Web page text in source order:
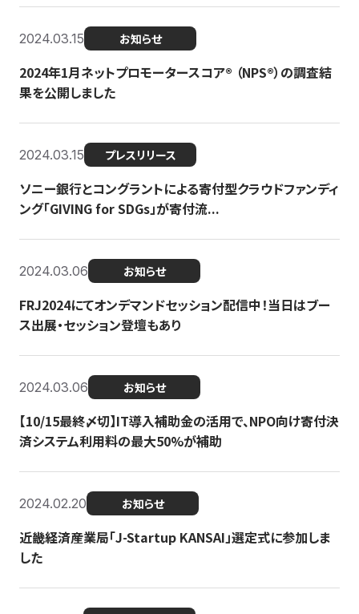
2024.03.15 お知らせ
2024年1月ネットプロモータースコア®︎ （NPS®︎）の調査結
果を公開しました
2024.03.15 プレスリリース
ソニー銀行とコングラントによる寄付型クラウドファンディ
ング「GIVING for SDGs」が寄付流...
2024.03.06 お知らせ
FRJ2024にてオンデマンドセッション配信中！当日はブー
ス出展・セッション登壇もあり
2024.03.06 お知らせ
【10/15最終〆切】IT導入補助金の活用で、NPO向け寄付決
済システム利用料の最大50%が補助
2024.02.20 お知らせ
近畿経済産業局「J-Startup KANSAI」選定式に参加しま
した